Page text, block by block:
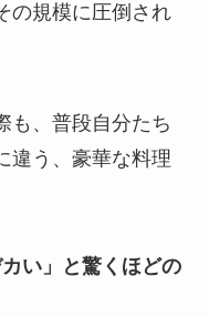
の規模に圧倒され
も、普段自分たち
違う、豪華な料理
い」と驚くほどの